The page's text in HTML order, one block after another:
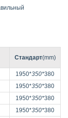
Стандарт(mm)
1950*350*380
1950*350*380
1950*350*380
1950*350*380